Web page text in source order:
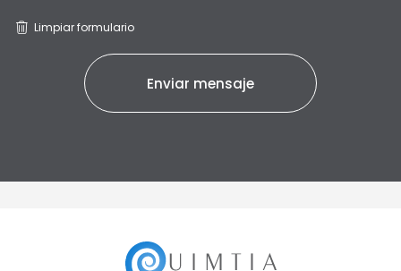
Limpiar formulario